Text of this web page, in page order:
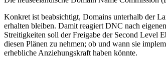
Konkret ist beabsichtigt, Domains unterhalb der
erhalten bleiben. Damit reagiert DNC nach
Streitigkeiten soll der Freigabe der Second Level
diesen Plänen zu nehmen; ob und wann sie
erhebliche Anziehungskraft haben könnte.